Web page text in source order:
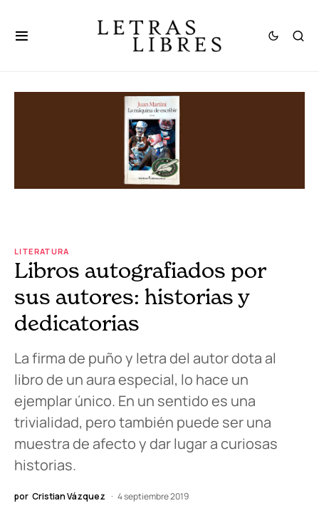
LITERATURA
Libros autografiados por
sus autores: historias y
dedicatorias
La firma de puño y letra del autor dota al
libro de un aura especial, lo hace un
ejemplar único. En un sentido es una
trivialidad, pero también puede ser una
muestra de afecto y dar lugar a curiosas
historias.
por Cristian Vázquez 4 septiembre 2019